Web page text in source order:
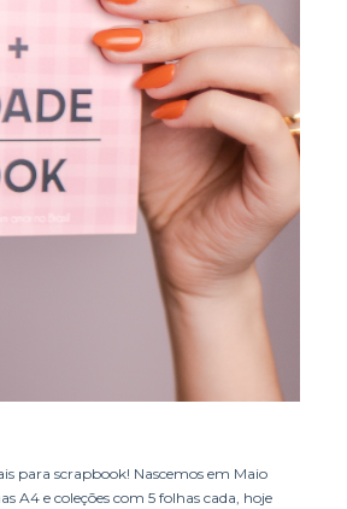
para scrapbook! Nascemos em Maio
A4 e coleções com 5 folhas cada, hoje